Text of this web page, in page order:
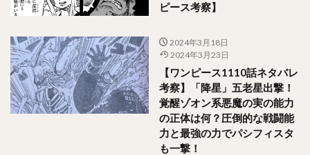
ピース考察】
2024年3月18日
2024年3月23日
【ワンピース1110話ネタバレ
考察】「降星」五老星出撃！
覚醒ゾオン系悪魔の実の能力
の正体は何？圧倒的な戦闘能
力と最強の力でパシフィスタ
も一撃！